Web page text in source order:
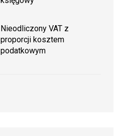
Nieodliczony VAT z
proporcji kosztem
podatkowym